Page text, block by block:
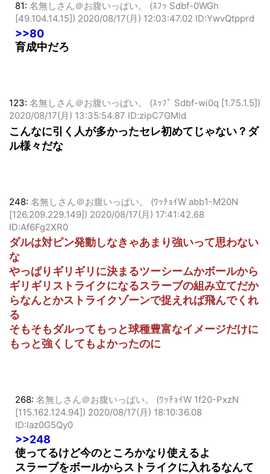
81: 名無しさん＠お腹いっぱい。 (ｽﾌｯ Sdbf-0WGh
[49.104.14.15]) 2020/08/17(月) 12:03:47.02 ID:YwvQtpprd
>>80
育成中だろ
123: 名無しさん＠お腹いっぱい。 (ｽｯﾌﾟ Sdbf-wi0q [1.75.1.5])
2020/08/17(月) 13:35:54.87 ID:zipC7GMId
こんなに引く人が多かったセレ初めてじゃない？ダ
ル様々だな
248: 名無しさん＠お腹いっぱい。 (ﾜｯﾁｮｲW abb1-M20N
[126.209.229.149]) 2020/08/17(月) 17:41:42.68
ID:Af6Fg2XR0
ダルは対ピン発動しなきゃあまり強いって思わない
な
やっぱりギリギリに決まるツーシームかボールから
ギリギリストライクになるスラーブの組み立てだか
らなんとかストライクゾーンで捉えれば飛んでくれ
る
そもそもダルってもっと球種豊富なイメージだけに
もっと強くしてもよかったのに
268: 名無しさん＠お腹いっぱい。 (ﾜｯﾁｮｲW 1f20-PxzN
[115.162.124.94]) 2020/08/17(月) 18:10:36.08
ID:Iaz0G5Qy0
>>248
使ってるけど今のところかなり使えるよ
スラーブをボールからストライクに入れるなんて